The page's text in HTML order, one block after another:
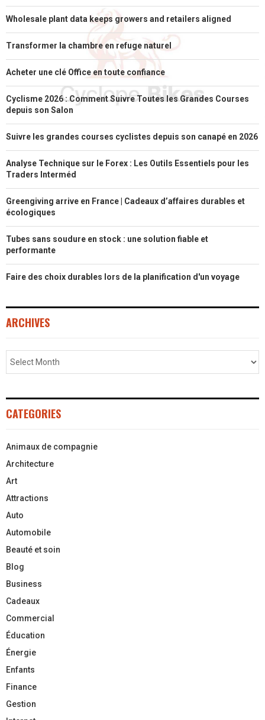
Wholesale plant data keeps growers and retailers aligned
Transformer la chambre en refuge naturel
Acheter une clé Office en toute confiance
Cyclisme 2026 : Comment Suivre Toutes les Grandes Courses
depuis son Salon
Suivre les grandes courses cyclistes depuis son canapé en 2026
Analyse Technique sur le Forex : Les Outils Essentiels pour les
Traders Interméd
Greengiving arrive en France | Cadeaux d’affaires durables et
écologiques
Tubes sans soudure en stock : une solution fiable et
performante
Faire des choix durables lors de la planification d'un voyage
ARCHIVES
CATEGORIES
Animaux de compagnie
Architecture
Art
Attractions
Auto
Automobile
Beauté et soin
Blog
Business
Cadeaux
Commercial
Éducation
Énergie
Enfants
Finance
Gestion